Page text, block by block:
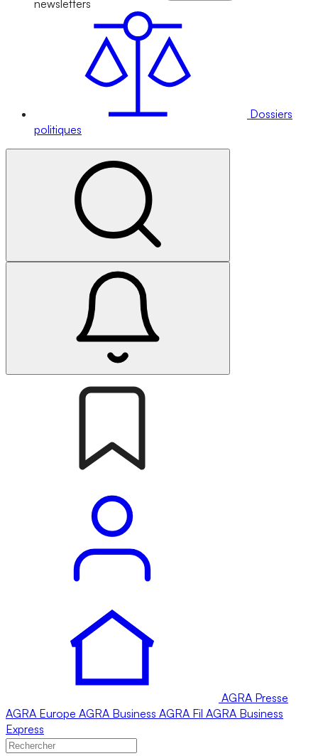
newsletters
Dossiers
politiques
AGRA Presse
AGRA Europe AGRA Business AGRA Fil AGRA Business
Express